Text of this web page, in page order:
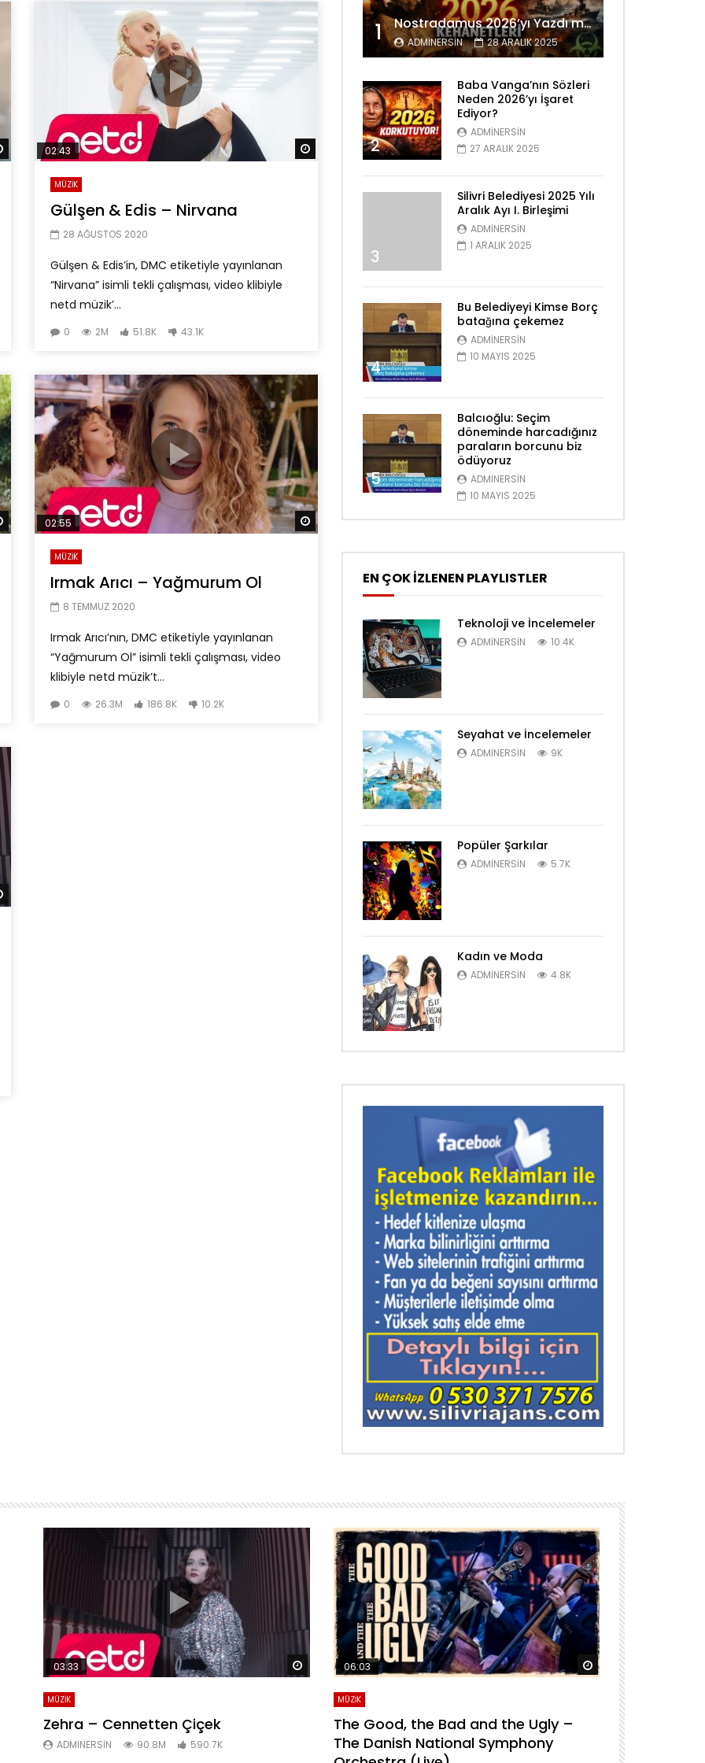
Daha sonra izle Daha sonra izle
02:43
MÜZİK
Gülşen & Edis – Nirvana
28 AĞUSTOS 2020
Gülşen & Edis’in, DMC etiketiyle yayınlanan
“Nirvana” isimli tekli çalışması, video klibiyle
netd müzik’...
0 2M 51.8K 43.1K
Daha sonra izle Daha sonra izle
02:55
MÜZİK
Irmak Arıcı – Yağmurum Ol
8 TEMMUZ 2020
Irmak Arıcı’nın, DMC etiketiyle yayınlanan
“Yağmurum Ol” isimli tekli çalışması, video
klibiyle netd müzik’t...
0 26.3M 186.8K 10.2K
1 Nostradamus 2026’yı Yazdı mı? Tüyler Ürperten Kehanetler
ADMINERSIN 28 ARALIK 2025
2
Baba Vanga’nın Sözleri
Neden 2026’yı İşaret
Ediyor?
ADMINERSIN
27 ARALIK 2025
3
Silivri Belediyesi 2025 Yılı
Aralık Ayı I. Birleşimi
ADMINERSIN
1 ARALIK 2025
4
Bu Belediyeyi Kimse Borç
batağına çekemez
ADMINERSIN
10 MAYIS 2025
5
Balcıoğlu: Seçim
döneminde harcadığınız
paraların borcunu biz
ödüyoruz
ADMINERSIN
10 MAYIS 2025
EN ÇOK İZLENEN PLAYLISTLER
Teknoloji ve İncelemeler
ADMINERSIN 10.4K
Seyahat ve İncelemeler
ADMINERSIN 9K
Popüler Şarkılar
ADMINERSIN 5.7K
Kadın ve Moda
ADMINERSIN 4.8K
Daha sonra izle Daha sonra izle
03:33
MÜZİK
Zehra – Cennetten Çiçek
ADMINERSIN 90.8M 590.7K
Daha sonra izle
06:03
MÜZİK
The Good, the Bad and the Ugly –
The Danish National Symphony
For A Few
National